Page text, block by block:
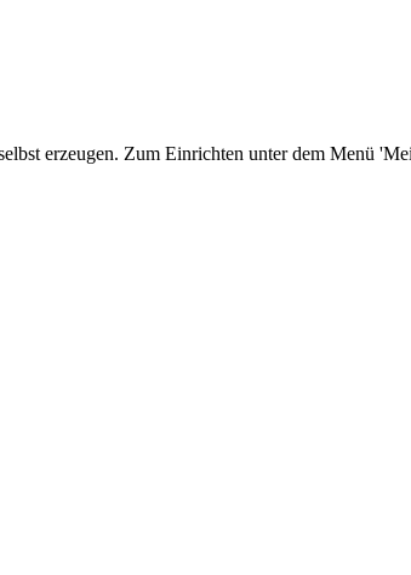
erzeugen. Zum Einrichten unter dem Menü